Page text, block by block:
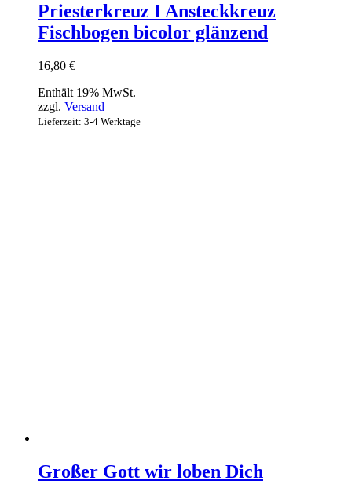
Priesterkreuz I Ansteckkreuz
Fischbogen bicolor glänzend
16,80 €
Enthält 19% MwSt.
zzgl. Versand
Lieferzeit: 3-4 Werktage
Großer Gott wir loben Dich